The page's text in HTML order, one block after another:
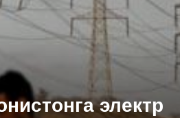
электр